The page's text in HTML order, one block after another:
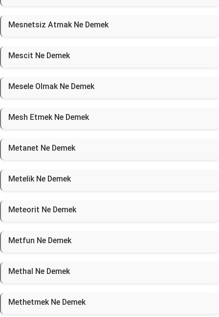
Mesnetsiz Atmak Ne Demek
Mescit Ne Demek
Mesele Olmak Ne Demek
Mesh Etmek Ne Demek
Metanet Ne Demek
Metelik Ne Demek
Meteorit Ne Demek
Metfun Ne Demek
Methal Ne Demek
Methetmek Ne Demek